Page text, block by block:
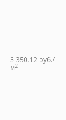
3 350.12 руб./
м2